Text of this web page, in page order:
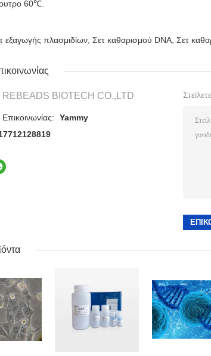
60℃.
εξαγωγής πλασμιδίων Σετ καθαρισμού DNA Σετ
REBEADS BIOTECH CO.,LTD
Yammy